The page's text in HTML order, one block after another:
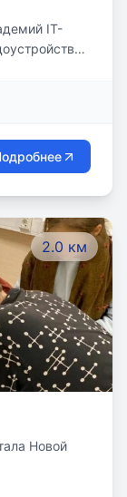
IT-
2.0 км
Новой